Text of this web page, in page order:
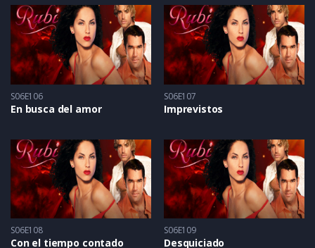
S06E106
En busca del amor
S06E107
Imprevistos
S06E108
Con el tiempo contado
S06E109
Desquiciado